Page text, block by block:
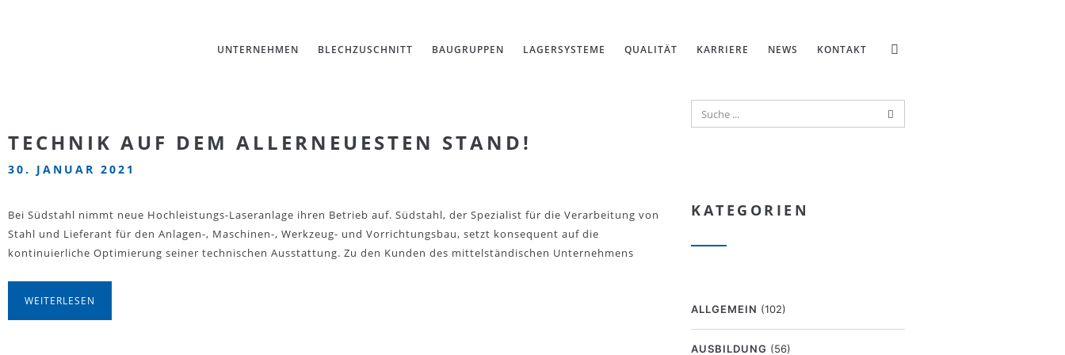
UNTERNEHMEN BLECHZUSCHNITT BAUGRUPPEN LAGERSYSTEME QUALITÄT KARRIERE NEWS KONTAKT
TECHNIK AUF DEM ALLERNEUESTEN STAND!
30. JANUAR 2021
Bei Südstahl nimmt neue Hochleistungs-Laseranlage ihren Betrieb auf. Südstahl, der Spezialist für die Verarbeitung von
Stahl und Lieferant für den Anlagen-, Maschinen-, Werkzeug- und Vorrichtungsbau, setzt konsequent auf die
kontinuierliche Optimierung seiner technischen Ausstattung. Zu den Kunden des mittelständischen Unternehmens
WEITERLESEN
KATEGORIEN
ALLGEMEIN (102)
AUSBILDUNG (56)